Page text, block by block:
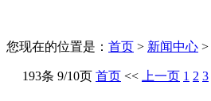
您现在的位置是： 首页 > 新闻中心 >
193条 9/10页 首页 << 上一页 1 2 3